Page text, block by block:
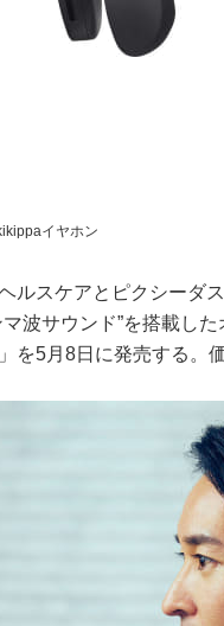
イヤホン
ルスケアとピクシーダ
マ波サウンド”を搭載し
を5月8日に発売する。